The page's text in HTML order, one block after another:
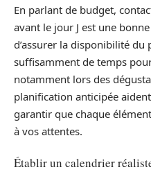
En parlant de budget,
avant le jour J est une
d’assurer la disponibilité
suffisamment de temps
notamment lors des
planification anticipée
garantir que chaque
à vos attentes.
Établir un calendrier